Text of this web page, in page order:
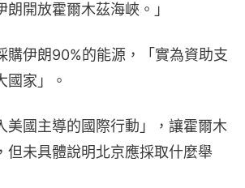
開放霍爾木茲海峽。」
購伊朗90%的能源，「實為資助支
國家」。
美國主導的國際行動」，讓霍爾木
但未具體說明北京應採取什麼舉